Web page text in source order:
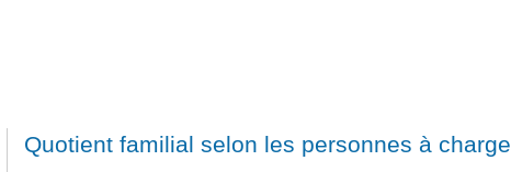
Quotient familial selon les personnes à charge